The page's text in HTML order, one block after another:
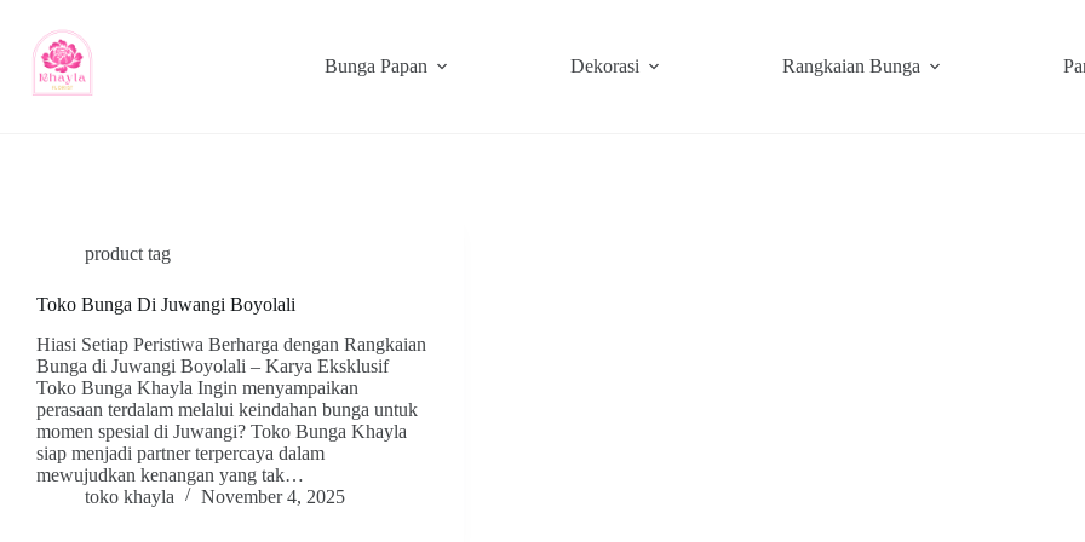
Bunga Papan Dekorasi Rangkaian Bunga
product tag
Toko Bunga Di Juwangi Boyolali
Hiasi Setiap Peristiwa Berharga dengan Rangkaian
Bunga di Juwangi Boyolali – Karya Eksklusif
Toko Bunga Khayla Ingin menyampaikan
perasaan terdalam melalui keindahan bunga untuk
momen spesial di Juwangi? Toko Bunga Khayla
siap menjadi partner terpercaya dalam
mewujudkan kenangan yang tak…
toko khayla
November 4, 2025